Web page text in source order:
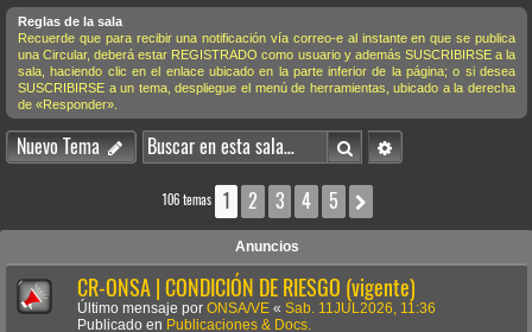
a
r
Reglas de la sala
Recuerde que para recibir una notificación vía correo-e al instante en que se publica
una Circular, deberá estar REGISTRADO como usuario y además SUSCRIBIRSE a la
sala, haciendo clic en el enlace ubicado en la parte inferior de la página; o si desea
SUSCRIBIRSE a un tema, despliegue el menú de herramientas, ubicado a la derecha
de «Responder».
Nuevo Tema BuscarBúsqueda avanzada
106 temas 1 2 3 4 5
Anuncios
CR-ONSA | CONDICIÓN DE RIESGO (vigente)
Último mensaje por ONSA/VE « Sab. 11JUL2026, 11:36
Publicado en Publicaciones & Docs.